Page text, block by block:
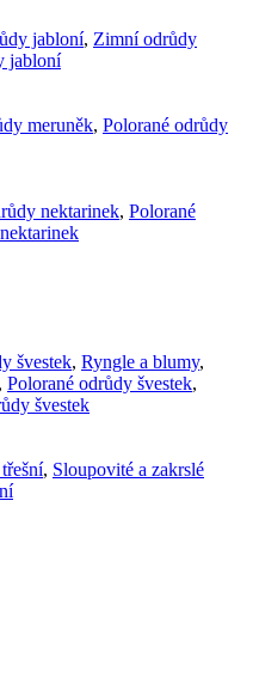
jabloní, Zimní odrůdy
jabloní
meruněk, Polorané odrůdy
nektarinek, Polorané
švestek, Ryngle a blumy,
Polorané odrůdy švestek,
švestek
, Sloupovité a zakrslé